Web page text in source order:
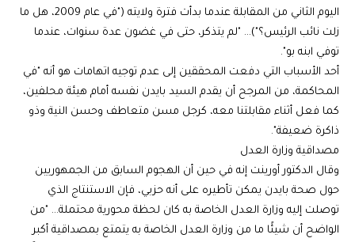
اليوم الثاني من المقابلة عندما بدأت فترة ولايته ("في عام 2009، هل ما
زلت نائب الرئيس؟")… "لم يتذكر، حتى في غضون عدة سنوات، عندما
توفي ابنه بو".
أحد الأسباب التي دفعت المحققين إلى عدم توجيه اتهامات هو أنه "في
المحاكمة، من المرجح أن يقدم السيد بايدن نفسه أمام هيئة محلفين،
كما فعل أثناء مقابلتنا معه، كرجل مسن متعاطف وحسن النية وذو
ذاكرة ضعيفة".
مصداقية وزارة العدل
وقال الدكتور أورينت إنه في حين أن الهجوم السابق من الجمهوريين
حول صحة بايدن يمكن تأطيره على أنه حزبي، فإن الاستنتاج الذي
توصلت إليه وزارة العدل الخاصة به كان لحظة محورية محتملة… "من
الواضح أن شيئًا ما من وزارة العدل الخاصة به يتمتع بمصداقية أكبر